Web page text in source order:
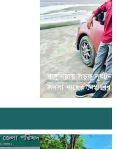
রাঙ্গুনিয়ায় সড়ক
সদস্য নাছের মেম্বারের